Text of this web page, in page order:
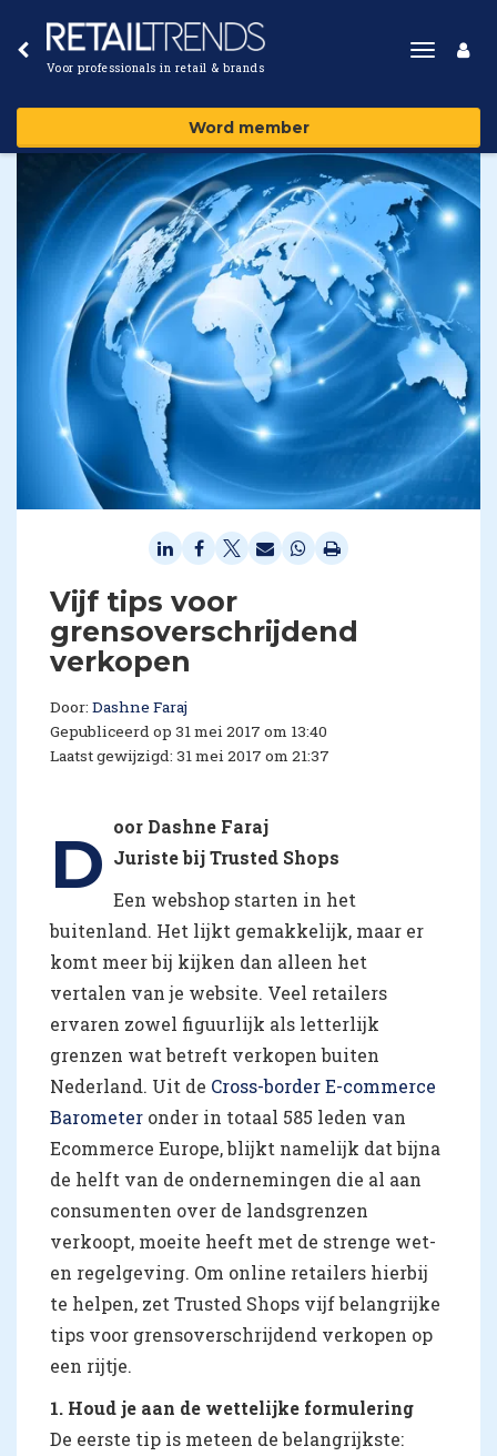
Voor professionals in retail & brands
Toggle
Word member
Vijf tips voor
grensoverschrijdend
verkopen
Door: Dashne Faraj
Gepubliceerd op 31 mei 2017 om 13:40
Laatst gewijzigd: 31 mei 2017 om 21:37
D oor Dashne Faraj
Juriste bij Trusted Shops
Een webshop starten in het
buitenland. Het lijkt gemakkelijk, maar er
komt meer bij kijken dan alleen het
vertalen van je website. Veel retailers
ervaren zowel figuurlijk als letterlijk
grenzen wat betreft verkopen buiten
Nederland. Uit de Cross-border E-commerce
Barometer onder in totaal 585 leden van
Ecommerce Europe, blijkt namelijk dat bijna
de helft van de ondernemingen die al aan
consumenten over de landsgrenzen
verkoopt, moeite heeft met de strenge wet-
en regelgeving. Om online retailers hierbij
te helpen, zet Trusted Shops vijf belangrijke
tips voor grensoverschrijdend verkopen op
een rijtje.
1. Houd je aan de wettelijke formulering
De eerste tip is meteen de belangrijkste: